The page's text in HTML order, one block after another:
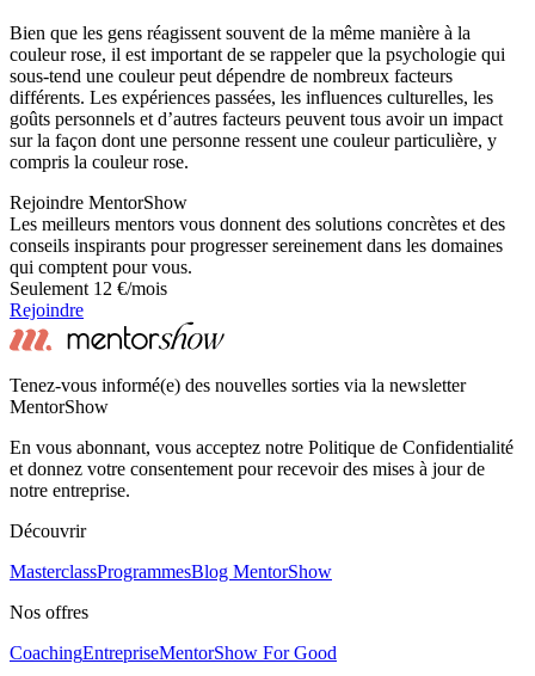
Bien que les gens réagissent souvent de la même manière à la
couleur rose, il est important de se rappeler que la psychologie qui
sous-tend une couleur peut dépendre de nombreux facteurs
différents. Les expériences passées, les influences culturelles, les
goûts personnels et d’autres facteurs peuvent tous avoir un impact
sur la façon dont une personne ressent une couleur particulière, y
compris la couleur rose.
Rejoindre MentorShow
Les meilleurs mentors vous donnent des solutions concrètes et des
conseils inspirants pour progresser sereinement dans les domaines
qui comptent pour vous.
Seulement 12 €/mois
Rejoindre
Tenez-vous informé(e) des nouvelles sorties via la newsletter
MentorShow
En vous abonnant, vous acceptez notre Politique de Confidentialité
et donnez votre consentement pour recevoir des mises à jour de
notre entreprise.
Découvrir
MasterclassProgrammesBlog MentorShow
Nos offres
CoachingEntrepriseMentorShow For Good